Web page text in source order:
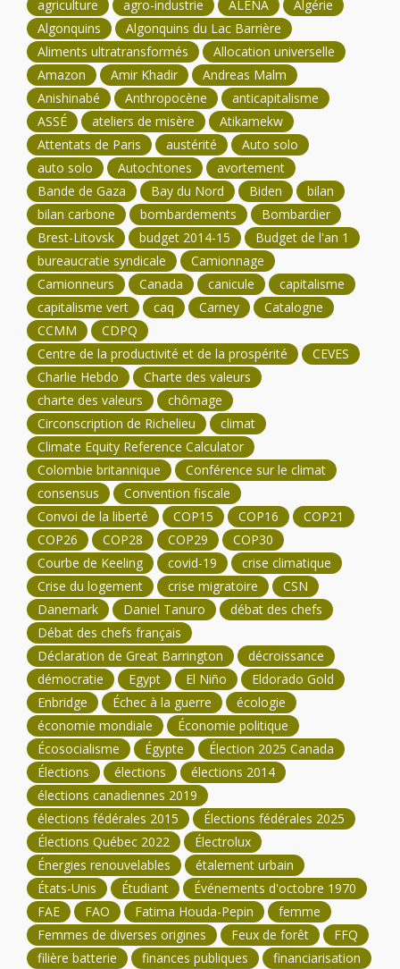
agriculture agro-industrie ALÉNA
Algérie
Algonquins
Algonquins du Lac Barrière
Aliments ultratransformés
Allocation universelle
Amazon
Amir Khadir
Andreas Malm
Anishinabé
Anthropocène
anticapitalisme
ASSÉ
ateliers de misère
Atikamekw
Attentats de Paris
austérité
Auto solo
auto solo
Autochtones
avortement
Bande de Gaza
Bay du Nord Biden
bilan
bilan carbone
bombardements
Bombardier
Brest-Litovsk
budget 2014-15
Budget de l'an 1
bureaucratie syndicale
Camionnage
Camionneurs
Canada canicule
capitalisme
capitalisme vert
caq Carney
Catalogne
CCMM
CDPQ
Centre de la productivité et de la prospérité
CEVES
Charlie Hebdo
Charte des valeurs
charte des valeurs
chômage
Circonscription de Richelieu
climat
Climate Equity Reference Calculator
Colombie britannique
Conférence sur le climat
consensus
Convention fiscale
Convoi de la liberté
COP15 COP16
COP21
COP26
COP28 COP29
COP30
Courbe de Keeling
covid-19
crise climatique
Crise du logement
crise migratoire
CSN
Danemark
Daniel Tanuro
débat des chefs
Débat des chefs français
Déclaration de Great Barrington
décroissance
démocratie
Egypt El Niño
Eldorado Gold
Enbridge
Échec à la guerre
écologie
économie mondiale
Économie politique
Écosocialisme
Égypte
Élection 2025 Canada
Élections
élections
élections 2014
élections canadiennes 2019
élections fédérales 2015
Élections fédérales 2025
Élections Québec 2022
Électrolux
Énergies renouvelables
étalement urbain
États-Unis
Étudiant
Événements d'octobre 1970
FAE
FAO Fatima Houda-Pepin
femme
Femmes de diverses origines
Feux de forêt
FFQ
filière batterie
finances publiques
financiarisation